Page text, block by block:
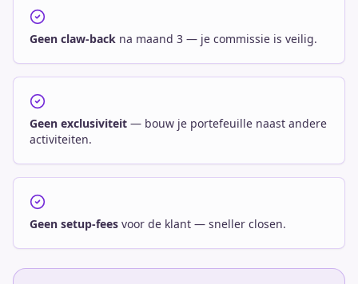
Geen claw-back na maand 3 — je commissie is veilig.
Geen exclusiviteit — bouw je portefeuille naast andere
activiteiten.
Geen setup-fees voor de klant — sneller closen.